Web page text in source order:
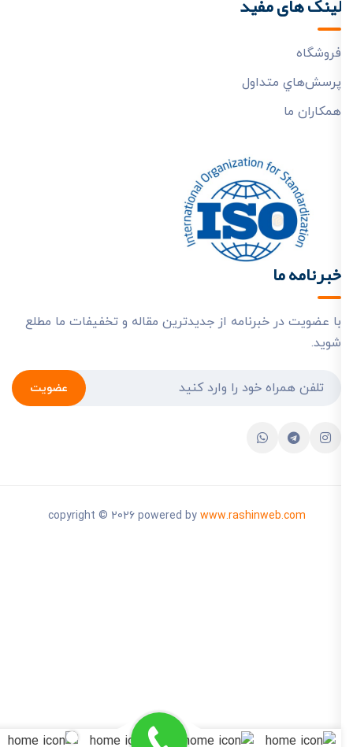
فروشگاه
پرسش‌هاي متداول
همکاران ما
خبرنامه ما
با عضویت در خبرنامه از جدیدترین مقاله و تخفیفات ما مطلع
شوید.
عضویت
copyright © 2026 powered bywww.rashinweb.com